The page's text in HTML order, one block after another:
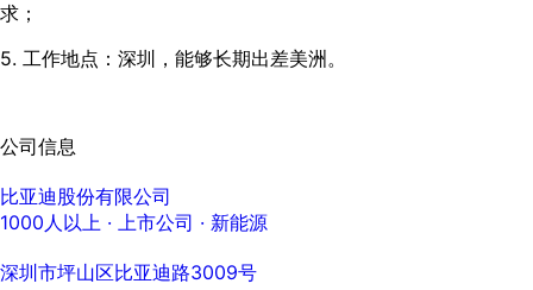
求；
5. 工作地点：深圳，能够长期出差美洲。
公司信息
比亚迪股份有限公司
1000人以上 · 上市公司 · 新能源
深圳市坪山区比亚迪路3009号